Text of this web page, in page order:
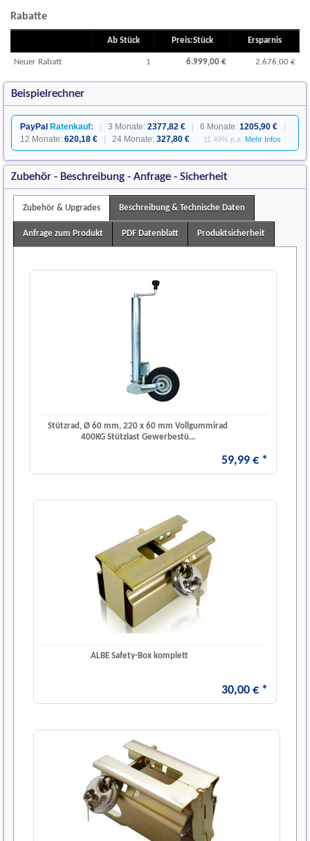
Rabatte
Ab Stück Preis:Stück Ersparnis
Neuer Rabatt 1 6.999,00 € 2.676,00 €
Beispielrechner
PayPal Ratenkauf: 3 Monate: 2377,82 € 6 Monate: 1205,90 €
12 Monate: 620,18 € 24 Monate: 327,80 € · 11.49% p.a. Mehr Infos
Zubehör - Beschreibung - Anfrage - Sicherheit
Zubehör & Upgrades Beschreibung & Technische Daten
Anfrage zum Produkt PDF Datenblatt Produktsicherheit
Stützrad, Ø 60 mm, 220 x 60 mm Vollgummirad
400KG Stützlast Gewerbestü...
59,99 € *
ALBE Safety-Box komplett
30,00 € *